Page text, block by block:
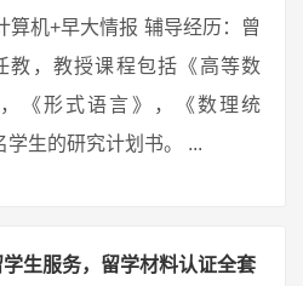
算机+早大情报 辅导经历：曾
教，教授课程包括《高等数
《形式语言》，《数理统
生的研究计划书。 ...
生服务，留学材料认证全套